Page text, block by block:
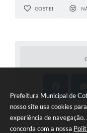
Prefeitura Municipal de
nosso site usa cookies
experiência de
concorda com a nossa
GOSTEI